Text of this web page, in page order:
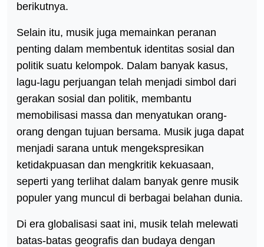
berikutnya.
Selain itu, musik juga memainkan peranan
penting dalam membentuk identitas sosial dan
politik suatu kelompok. Dalam banyak kasus,
lagu-lagu perjuangan telah menjadi simbol dari
gerakan sosial dan politik, membantu
memobilisasi massa dan menyatukan orang-
orang dengan tujuan bersama. Musik juga dapat
menjadi sarana untuk mengekspresikan
ketidakpuasan dan mengkritik kekuasaan,
seperti yang terlihat dalam banyak genre musik
populer yang muncul di berbagai belahan dunia.
Di era globalisasi saat ini, musik telah melewati
batas-batas geografis dan budaya dengan